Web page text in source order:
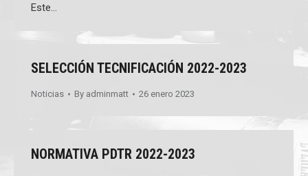
Este…
SELECCIÓN TECNIFICACIÓN 2022-2023
Noticias By adminmatt 26 enero 2023
NORMATIVA PDTR 2022-2023